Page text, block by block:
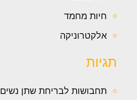
חיות מחמד
אלקטרוניקה
תגיות
תחבושות לבריחת שתן נשים